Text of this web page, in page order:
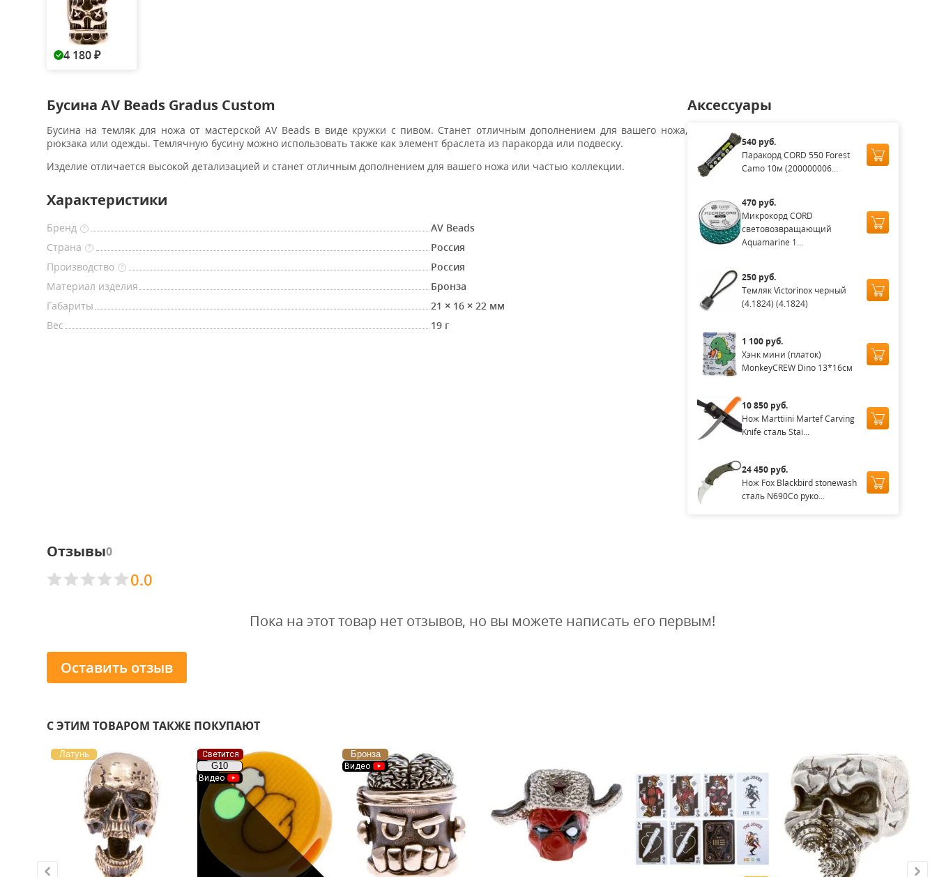
4 180 ₽
Бусина AV Beads Gradus Custom
Бусина на темляк для ножа от мастерской AV Beads в виде кружки с пивом. Станет отличным дополнением для вашего ножа,
рюкзака или одежды. Темлячную бусину можно использовать также как элемент браслета из паракорда или подвеску.
Изделие отличается высокой детализацией и станет отличным дополнением для вашего ножа или частью коллекции.
Характеристики
Бренд ?
AV Beads
Страна
?
Россия
Производство
?
Россия
Материал изделия
Бронза
Габариты
21 × 16 × 22 мм
Вес
19 г
Аксессуары
540 руб.
Паракорд CORD 550 Forest
Camo 10м (200000006...
470 руб.
Микрокорд CORD
световозвращающий
Aquamarine 1...
250 руб.
Темляк Victorinox черный
(4.1824) (4.1824)
1 100 руб.
Хэнк мини (платок)
MonkeyCREW Dino 13*16см
10 850 руб.
Нож Marttiini Martef Carving
Knife сталь Stai...
24 450 руб.
Нож Fox Blackbird stonewash
сталь N690Co руко...
Отзывы0
0.0
Пока на этот товар нет отзывов, но вы можете написать его первым!
Оставить отзыв
С ЭТИМ ТОВАРОМ ТАКЖЕ ПОКУПАЮТ
Латунь Светится
G10
Видео
Бронза
Видео